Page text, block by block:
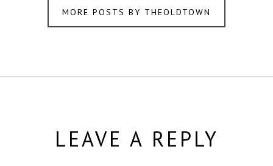
MORE POSTS BY THEOLDTOWN
LEAVE A REPLY